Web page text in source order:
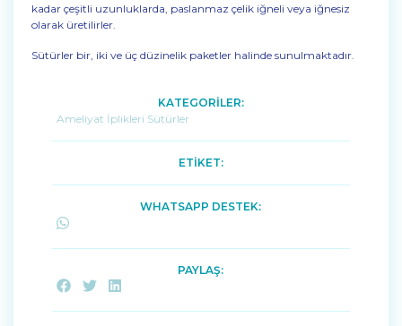
kadar çeşitli uzunluklarda, paslanmaz çelik iğneli veya iğnesiz
olarak üretilirler.
Sütürler bir, iki ve üç düzinelik paketler halinde sunulmaktadır.
KATEGORİLER:
Ameliyat İplikleri Sütürler
ETİKET:
WHATSAPP DESTEK:
PAYLAŞ: